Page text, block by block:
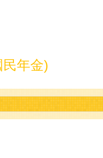
年金)